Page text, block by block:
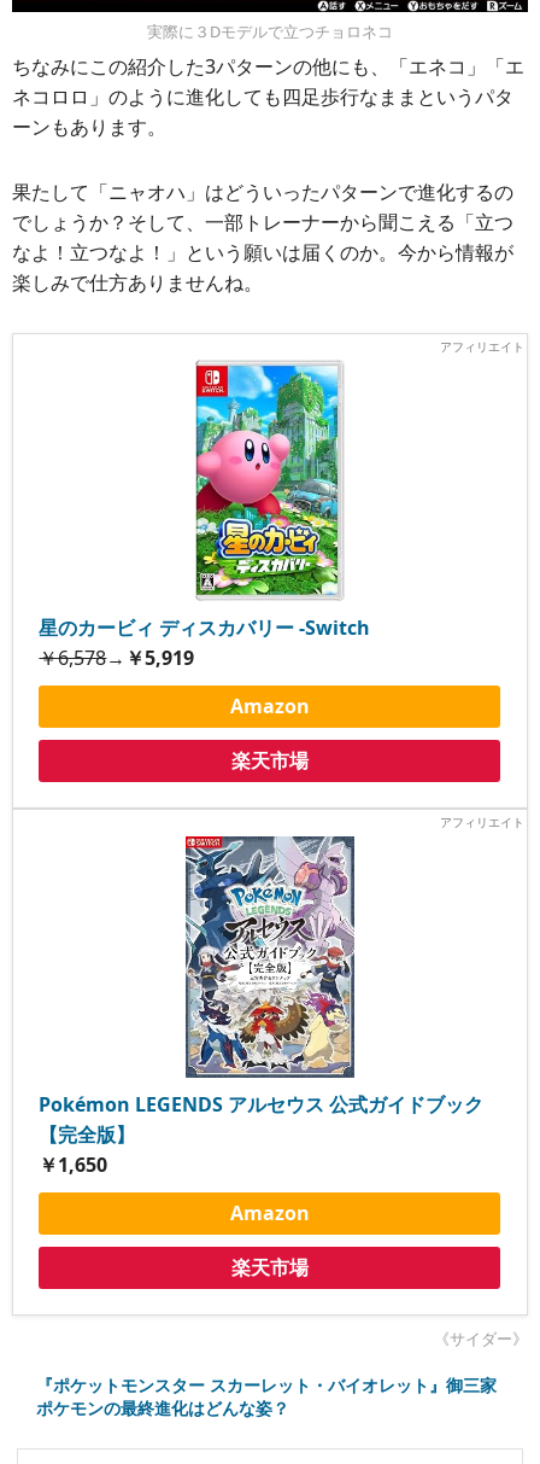
実際に３Dモデルで立つチョロネコ
ちなみにこの紹介した3パターンの他にも、「エネコ」「エ
ネコロロ」のように進化しても四足歩行なままというパタ
ーンもあります。
果たして「ニャオハ」はどういったパターンで進化するの
でしょうか？そして、一部トレーナーから聞こえる「立つ
なよ！立つなよ！」という願いは届くのか。今から情報が
楽しみで仕方ありませんね。
星のカービィ ディスカバリー -Switch
￥6,578→ ￥5,919
Amazon
楽天市場
Pokémon LEGENDS アルセウス 公式ガイドブック
【完全版】
￥1,650
Amazon
楽天市場
《サイダー》
『ポケットモンスター スカーレット・バイオレット』御三家
ポケモンの最終進化はどんな姿？